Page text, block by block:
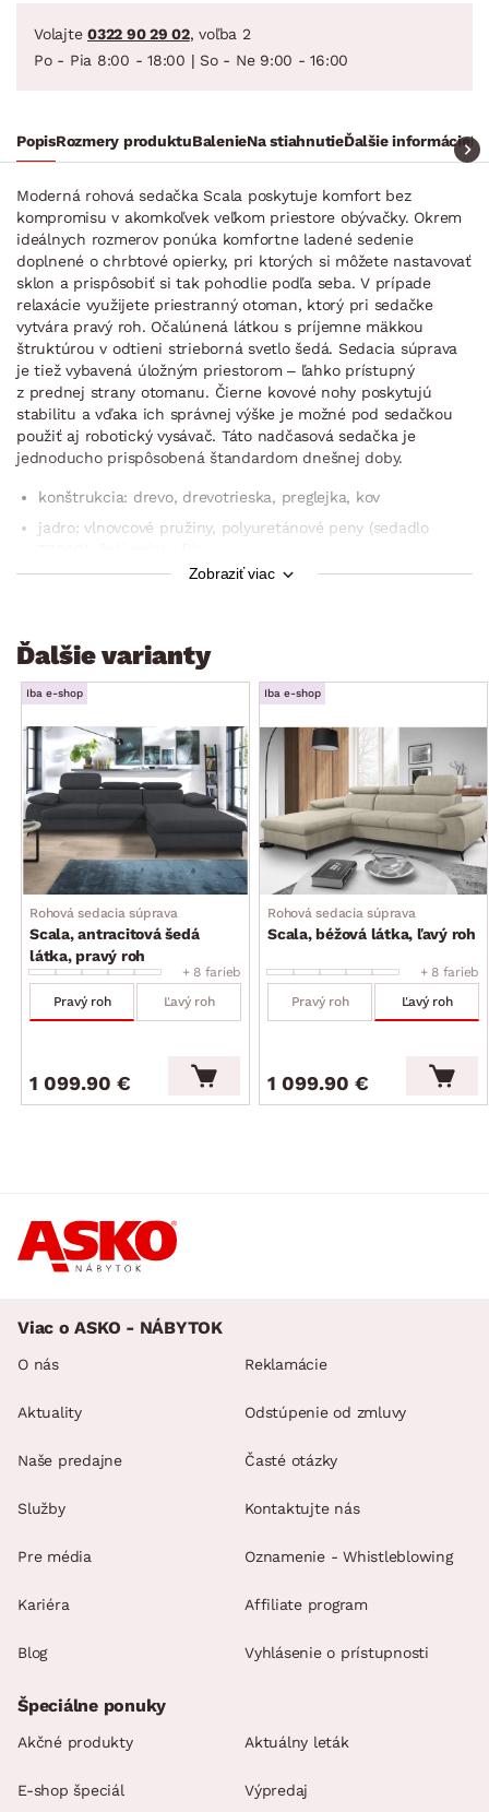
Volajte 0322 90 29 02, voľba 2
Po - Pia 8:00 - 18:00 | So - Ne 9:00 - 16:00
PopisRozmery produktuBalenieNa stiahnutieĎalšie informácie
Moderná rohová sedačka Scala poskytuje komfort bez
kompromisu v akomkoľvek veľkom priestore obývačky. Okrem
ideálnych rozmerov ponúka komfortne ladené sedenie
doplnené o chrbtové opierky, pri ktorých si môžete nastavovať
sklon a prispôsobiť si tak pohodlie podľa seba. V prípade
relaxácie využijete priestranný otoman, ktorý pri sedačke
vytvára pravý roh. Očalúnená látkou s príjemne mäkkou
štruktúrou v odtieni strieborná svetlo šedá. Sedacia súprava
je tiež vybavená úložným priestorom – ľahko prístupný
z prednej strany otomanu. Čierne kovové nohy poskytujú
stabilitu a vďaka ich správnej výške je možné pod sedačkou
použiť aj robotický vysávač. Táto nadčasová sedačka je
jednoducho prispôsobená štandardom dnešnej doby.
konštrukcia: drevo, drevotrieska, preglejka, kov
jadro: vlnovcové pružiny, polyuretánové peny (sedadlo
poťah: látka Loft 18 – látka s príjemne mäkkou štruktúrou,
vrátane potiahnutia zadnej časti (možné umiestnenie aj
rohový pôdorys – pravý roh (otoman umiestnený vpravo)
zaoblené tvary
ľavá/pravá bočná podrúčka (zaoblená, mäkko
vypolstrovaná)
sedák: stredne mäkký, priestranný
operadlo: stredne mäkké, komfortné vypolstrovanie
bedrovej oblasti
polohovania (nastavenie ľubovoľnej polohy – celkom
8 polôh, opierky zaistia komfortné opretie hornej časti
chrbta a vďaka možnosti nastavenia ich sklonu si tak
môžete prispôsobiť štýl sedenia podľa Vašej individuálnej
potreby)
výška sedu: 42 cm/hĺbka sedu: 60 cm
nohy: kov, čierne, výška 10 cm (možné využiť robotický
potiahnutá látkou)
úložný priestor (pod otomanom, vyklápacia kovová
konštrukcia)
dodávané v čiastočnom demonte
Zobraziť viac
Ďalšie varianty
Iba e-shop
Rohová sedacia súprava
Scala, antracitová šedá
látka, pravý roh
+ 8 farieb
Pravý roh
Ľavý roh
1 099.90 €
Iba e-shop
Rohová sedacia súprava
Scala, béžová látka, ľavý roh
+ 8 farieb
Pravý roh
Ľavý roh
1 099.90 €
Viac o ASKO - NÁBYTOK
O nás
Aktuality
Naše predajne
Služby
Pre média
Kariéra
Blog
Reklamácie
Odstúpenie od zmluvy
Časté otázky
Kontaktujte nás
Oznamenie - Whistleblowing
Affiliate program
Vyhlásenie o prístupnosti
Špeciálne ponuky
Akčné produkty Aktuálny leták
E-shop špeciál Výpredaj